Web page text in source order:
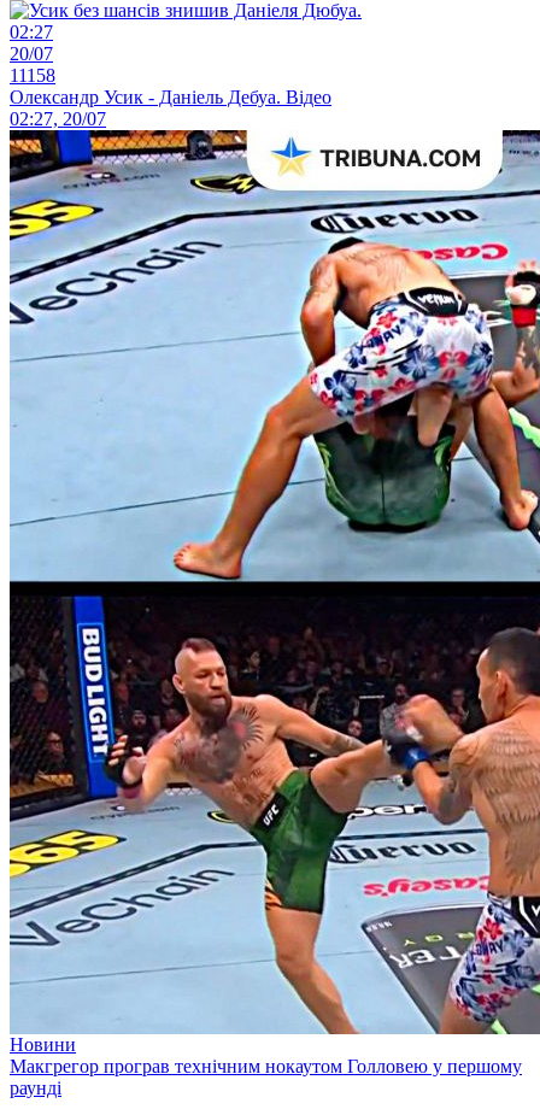
02:27
20/07
11158
Олександр Усик - Даніель Дебуа. Відео
02:27, 20/07
Новини
Макгрегор програв технічним нокаутом Голловею у першому
раунді